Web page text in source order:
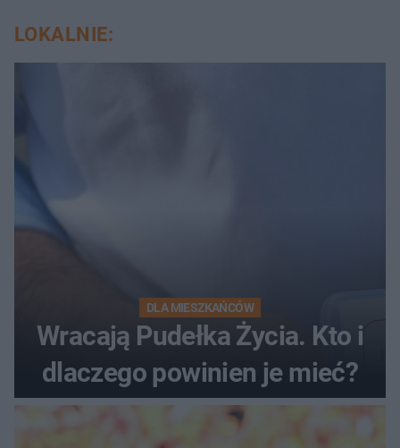
LOKALNIE:
DLA MIESZKAŃCÓW
Wracają Pudełka Życia. Kto i
dlaczego powinien je mieć?